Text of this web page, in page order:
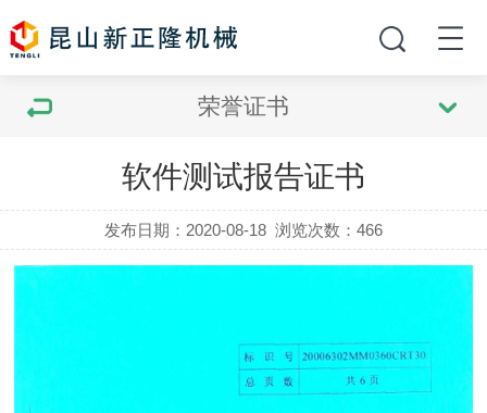
荣誉证书
软件测试报告证书
发布日期：2020-08-18 浏览次数：466